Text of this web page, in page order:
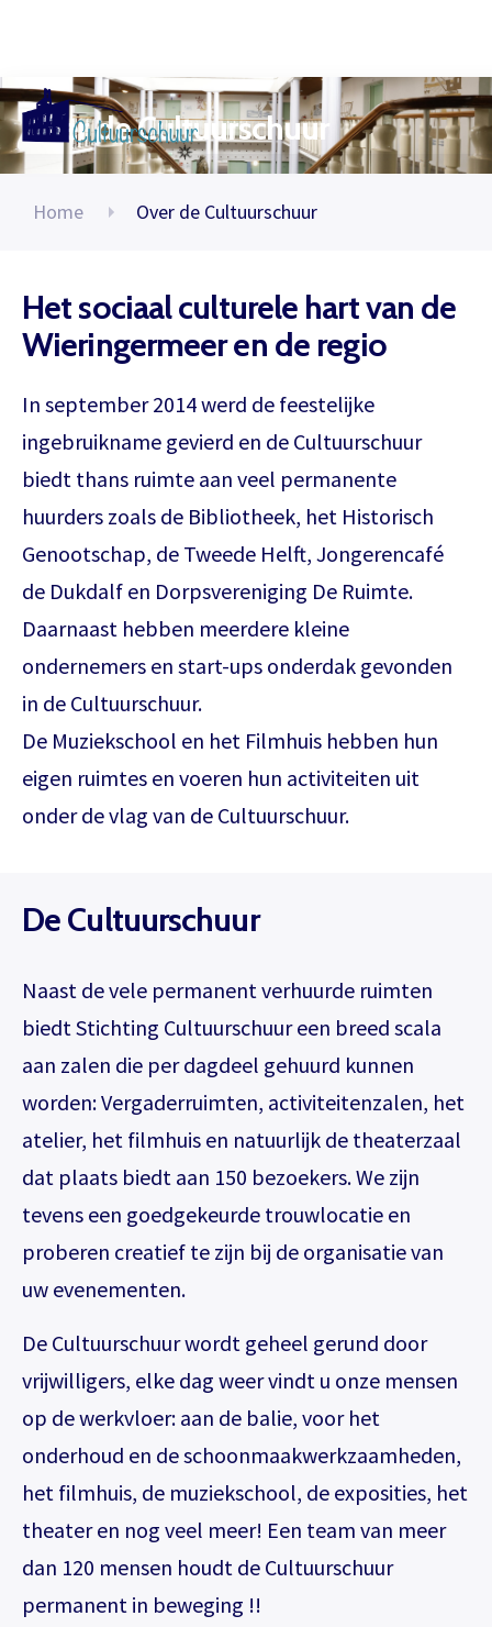
Over de Cultuurschuur
Home Over de Cultuurschuur
Het sociaal culturele hart van de
Wieringermeer en de regio
In september 2014 werd de feestelijke
ingebruikname gevierd en de Cultuurschuur
biedt thans ruimte aan veel permanente
huurders zoals de Bibliotheek, het Historisch
Genootschap, de Tweede Helft, Jongerencafé
de Dukdalf en Dorpsvereniging De Ruimte.
Daarnaast hebben meerdere kleine
ondernemers en start-ups onderdak gevonden
in de Cultuurschuur.
De Muziekschool en het Filmhuis hebben hun
eigen ruimtes en voeren hun activiteiten uit
onder de vlag van de Cultuurschuur.
De Cultuurschuur
Naast de vele permanent verhuurde ruimten
biedt Stichting Cultuurschuur een breed scala
aan zalen die per dagdeel gehuurd kunnen
worden: Vergaderruimten, activiteitenzalen, het
atelier, het filmhuis en natuurlijk de theaterzaal
dat plaats biedt aan 150 bezoekers. We zijn
tevens een goedgekeurde trouwlocatie en
proberen creatief te zijn bij de organisatie van
uw evenementen.
De Cultuurschuur wordt geheel gerund door
vrijwilligers, elke dag weer vindt u onze mensen
op de werkvloer: aan de balie, voor het
onderhoud en de schoonmaakwerkzaamheden,
het filmhuis, de muziekschool, de exposities, het
theater en nog veel meer! Een team van meer
dan 120 mensen houdt de Cultuurschuur
permanent in beweging !!